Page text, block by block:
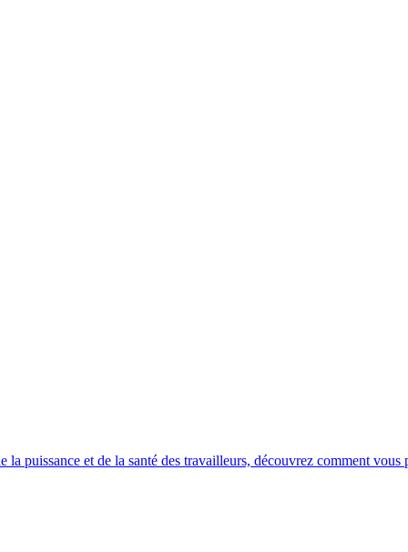
puissance et de la santé des travailleurs, découvrez comment